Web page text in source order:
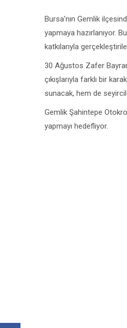
Bursa’nın Gemlik
yapmaya hazırlanıyor.
katkılarıyla
30 Ağustos Zafer
çıkışlarıyla farklı bir
sunacak, hem de
Gemlik Şahintepe
yapmayı hedefliyor.